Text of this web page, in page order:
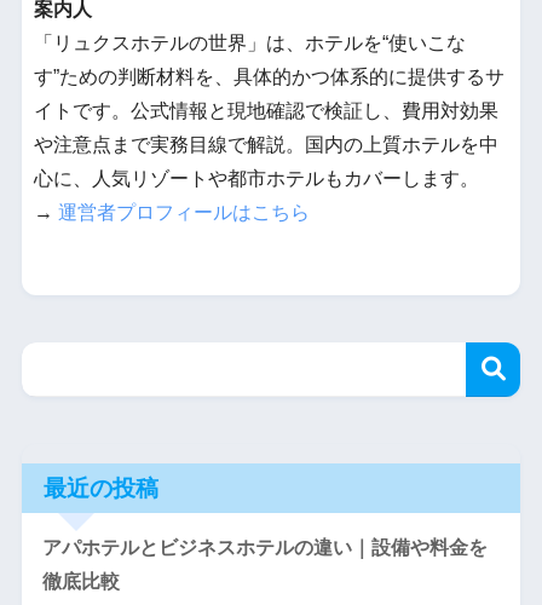
案内人
「リュクスホテルの世界」は、ホテルを“使いこな
す”ための判断材料を、具体的かつ体系的に提供するサ
イトです。公式情報と現地確認で検証し、費用対効果
や注意点まで実務目線で解説。国内の上質ホテルを中
心に、人気リゾートや都市ホテルもカバーします。
→ 運営者プロフィールはこちら
最近の投稿
アパホテルとビジネスホテルの違い｜設備や料金を
徹底比較